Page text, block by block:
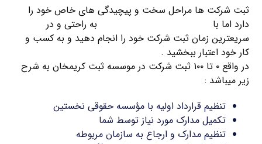
ثبت شرکت ها مراحل سخت و پیچیدگی های خاص خود را
دارد اما با
به راحتی و در
سریعترین زمان ثبت شرکت خود را انجام دهید و به کسب و
کار خود اعتبار ببخشید .
در واقع ۰ تا ۱۰۰ ثبت شرکت در موسسه ثبت کریمخان به شرح
زیر میباشد :
تنظیم قرارداد اولیه با مؤسسه حقوقی نخستین
تکمیل مدارک مورد نیاز توسط شما
تنظیم مدارک و ارجاع به سازمان مربوطه